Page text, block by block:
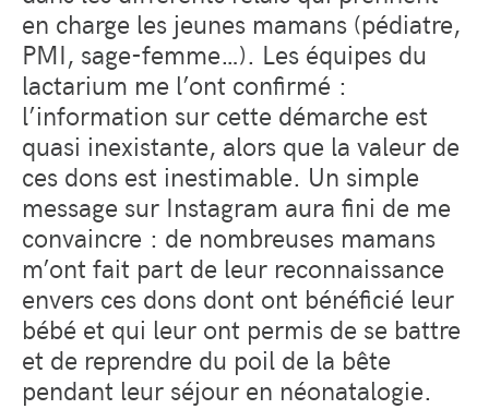
en charge les jeunes mamans (pédiatre,
PMI, sage-femme…). Les équipes du
lactarium me l’ont confirmé :
l’information sur cette démarche est
quasi inexistante, alors que la valeur de
ces dons est inestimable. Un simple
message sur Instagram aura fini de me
convaincre : de nombreuses mamans
m’ont fait part de leur reconnaissance
envers ces dons dont ont bénéficié leur
bébé et qui leur ont permis de se battre
et de reprendre du poil de la bête
pendant leur séjour en néonatalogie.